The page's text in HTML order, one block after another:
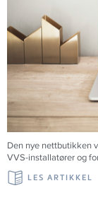
Den nye nettbutikken
VVS-installatører og
LES ARTIKKEL